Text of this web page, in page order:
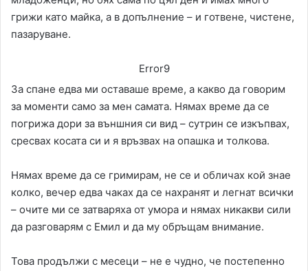
грижи като майка, а в допълнение – и готвене, чистене,
пазаруване.
Error9
За спане едва ми оставаше време, а какво да говорим
за моменти само за мен самата. Нямах време да се
погрижа дори за външния си вид – сутрин се изкъпвах,
сресвах косата си и я връзвах на опашка и толкова.
Нямах време да се гримирам, не се и обличах кой знае
колко, вечер едва чаках да се нахранят и легнат всички
– очите ми се затваряха от умора и нямах никакви сили
да разговарям с Емил и да му обръщам внимание.
Това продължи с месеци – не е чудно, че постепенно